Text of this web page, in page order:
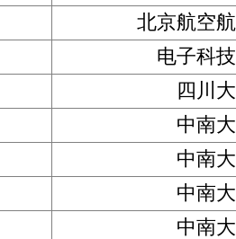
北京航空
电子科
四川
中南
中南
中南
中南